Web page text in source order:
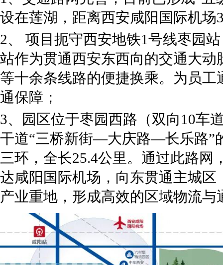
设在莲湖，距离西安咸阳国际机
2、 项目扼守西安地铁1号线枣园
站作为贯通西安东西向的交通大
等十余条线路的便捷换乘。为员
通保障；
3、园区位于枣园西路（双向10车
干道“三桥新街—大庆路—长乐路”
三环，全长25.4公里。通过此路
达咸阳国际机场，向东贯通主城
产业重地，形成高效的区域物流与